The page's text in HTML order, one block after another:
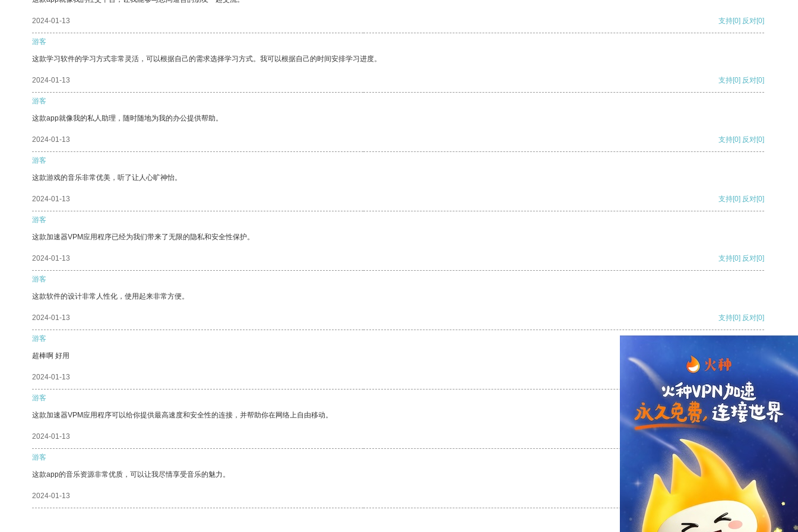
2024-01-13 支持[0] 反对[0]
游客
这款学习软件的学习方式非常灵活，可以根据自己的需求选择学习方式。我可以根据自己的时间安排学习进度。
2024-01-13 支持[0] 反对[0]
游客
这款app就像我的私人助理，随时随地为我的办公提供帮助。
2024-01-13 支持[0] 反对[0]
游客
这款游戏的音乐非常优美，听了让人心旷神怡。
2024-01-13 支持[0] 反对[0]
游客
这款加速器VPM应用程序已经为我们带来了无限的隐私和安全性保护。
2024-01-13 支持[0] 反对[0]
游客
这款软件的设计非常人性化，使用起来非常方便。
2024-01-13 支持[0] 反对[0]
游客
超棒啊 好用
2024-01-13
游客
这款加速器VPM应用程序可以给你提供最高速度和安全性的连接，并帮助你在网络上自由移动。
2024-01-13 反对
游客
这款app的音乐资源非常优质，可以让我尽情享受音乐的魅力。
2024-01-13 反对[0]